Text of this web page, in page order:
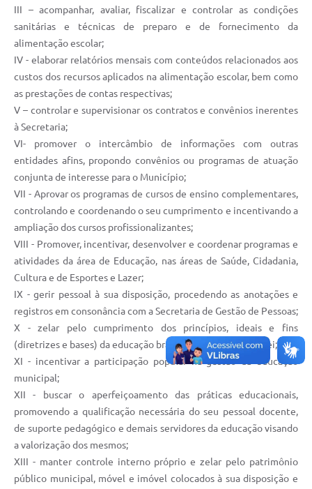
III – acompanhar, avaliar, fiscalizar e controlar as condições
sanitárias e técnicas de preparo e de fornecimento da
alimentação escolar;
IV - elaborar relatórios mensais com conteúdos relacionados aos
custos dos recursos aplicados na alimentação escolar, bem como
as prestações de contas respectivas;
V – controlar e supervisionar os contratos e convênios inerentes
à Secretaria;
VI- promover o intercâmbio de informações com outras
entidades afins, propondo convênios ou programas de atuação
conjunta de interesse para o Município;
VII - Aprovar os programas de cursos de ensino complementares,
controlando e coordenando o seu cumprimento e incentivando a
ampliação dos cursos profissionalizantes;
VIII - Promover, incentivar, desenvolver e coordenar programas e
atividades da área de Educação, nas áreas de Saúde, Cidadania,
Cultura e de Esportes e Lazer;
IX - gerir pessoal à sua disposição, procedendo as anotações e
registros em consonância com a Secretaria de Gestão de Pessoas;
X - zelar pelo cumprimento dos princípios, ideais e fins
(diretrizes e bases) da educação brasileira, nos termos da lei;
XI - incentivar a participação popular na gestão da educação
municipal;
XII - buscar o aperfeiçoamento das práticas educacionais,
promovendo a qualificação necessária do seu pessoal docente,
de suporte pedagógico e demais servidores da educação visando
a valorização dos mesmos;
XIII - manter controle interno próprio e zelar pelo patrimônio
público municipal, móvel e imóvel colocados à sua disposição e